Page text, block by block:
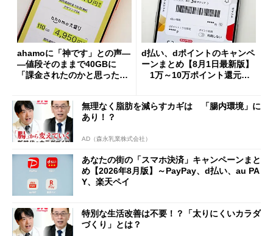
ahamoに「神です」との声―
―値段そのままで40GBに
「課金されたのかと思った」
d払い、dポイントのキャンペ
ーンまとめ【8月1日最新版】
1万～10万ポイント還元の
無理なく脂肪を減らすカギは 「腸内環境」に
あり！？
AD（森永乳業株式会社）
あなたの街の「スマホ決済」キャンペーンまと
め【2026年8月版】～PayPay、d払い、au PA
Y、楽天ペイ
特別な生活改善は不要！？「太りにくいカラダ
づくり」とは？